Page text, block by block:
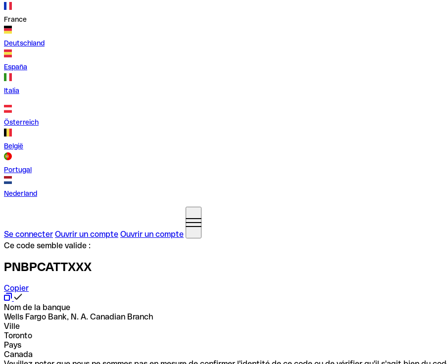
France
Deutschland
España
Italia
Österreich
België
Portugal
Nederland
Se connecter Ouvrir un compte Ouvrir un compte
Ce code semble valide :
PNBPCATTXXX
Copier
Nom de la banque
Wells Fargo Bank, N. A. Canadian Branch
Ville
Toronto
Pays
Canada